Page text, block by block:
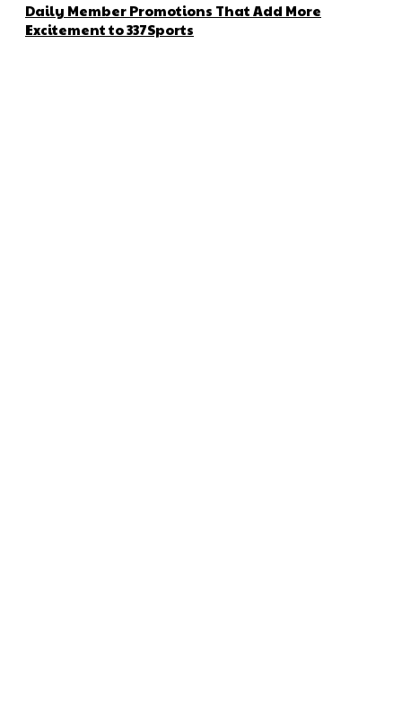
Daily Member Promotions That Add More
Excitement to 337Sports